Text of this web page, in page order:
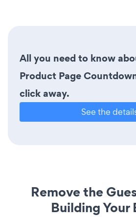
All you need to know
Product Page
click away.
See the
Remove the
Building Your